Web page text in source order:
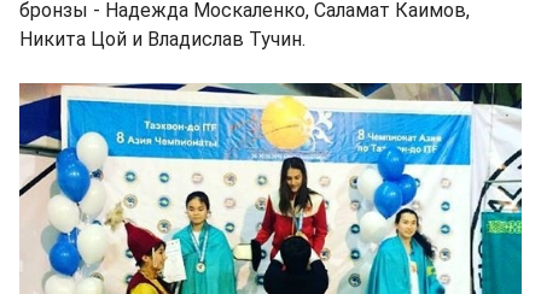
бронзы - Надежда Москаленко, Саламат Каимов,
Никита Цой и Владислав Тучин.